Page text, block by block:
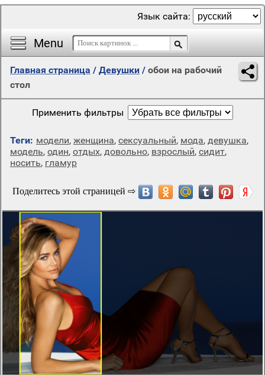
Menu
Язык сайта:
Главная страница / Девушки / обои на рабочий
стол
Применить фильтры
Теги: модели, женщина, сексуальный, мода, девушка,
модель, один, отдых, довольно, взрослый, сидит,
носить, гламур